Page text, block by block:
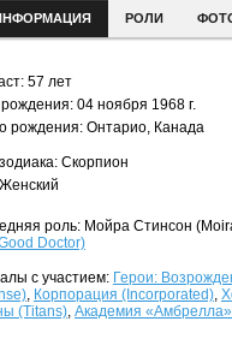
РОЛИ
57 лет
04 ноября 1968 г.
рождения: Онтарио, Канада
Скорпион
роль: Мойра Стинсон
Doctor)
с участием: Герои:
, Корпорация (Incorporated),
(Titans), Академия